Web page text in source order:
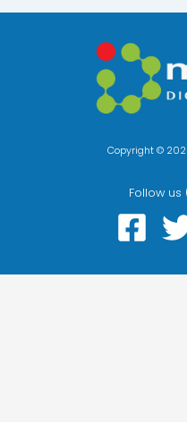
Copyright ©
Follow